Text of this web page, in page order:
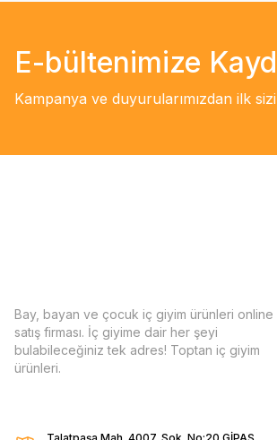
E-bültenimize
Kampanya ve duyurularımızdan ilk
Bay, bayan ve çocuk iç giyim ürünleri online
satış firması. İç giyime dair her şeyi
bulabileceğiniz tek adres! Toptan iç giyim
ürünleri.